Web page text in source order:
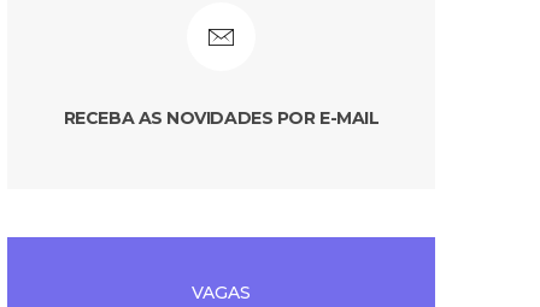
RECEBA AS NOVIDADES POR E-MAIL
VAGAS